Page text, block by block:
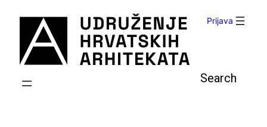
sadržaja
Prijava